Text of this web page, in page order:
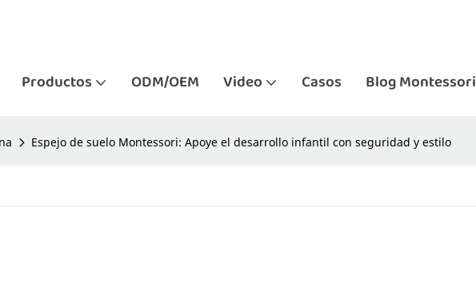
Productos ODM/OEM Video Casos Blog Montessori
Espejo de suelo Montessori: Apoye el desarrollo infantil con seguridad y estilo